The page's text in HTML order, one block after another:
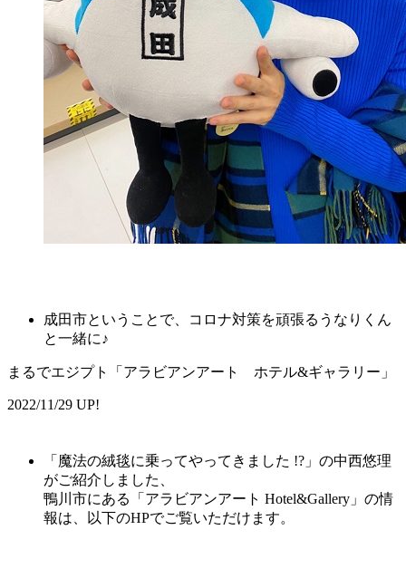
成田市ということで、コロナ対策を頑張るうなりくん
と一緒に♪
まるでエジプト「アラビアンアート ホテル&ギャラリー」
2022/11/29 UP!
「魔法の絨毯に乗ってやってきました !?」の中西悠理
がご紹介しました、
鴨川市にある「アラビアンアート Hotel&Gallery」 の情
報は、以下のHPでご覧いただけます。